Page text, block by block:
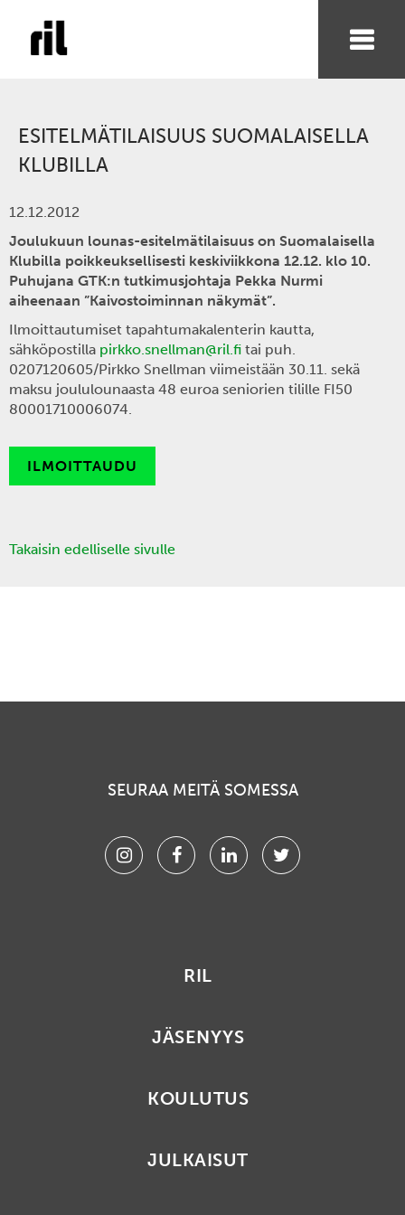
ESITELMÄTILAISUUS SUOMALAISELLA
KLUBILLA
12.12.2012
Joulukuun lounas-esitelmätilaisuus on Suomalaisella
Klubilla poikkeuksellisesti keskiviikkona 12.12. klo 10.
Puhujana GTK:n tutkimusjohtaja Pekka Nurmi
aiheenaan ”Kaivostoiminnan näkymät”.
Ilmoittautumiset tapahtumakalenterin kautta,
sähköpostilla pirkko.snellman@ril.fi tai puh.
0207120605/Pirkko Snellman viimeistään 30.11. sekä
maksu joululounaasta 48 euroa seniorien tilille FI50
80001710006074.
ILMOITTAUDU
Takaisin edelliselle sivulle
SEURAA MEITÄ SOMESSA
InstagramFacebookLinkedinTwitter
RIL
JÄSENYYS
KOULUTUS
JULKAISUT